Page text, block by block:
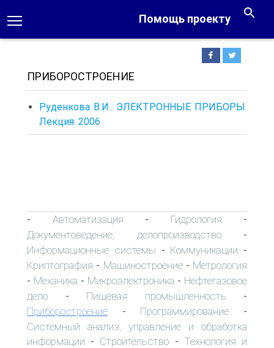
Помощь проекту
ПРИБОРОСТРОЕНИЕ
Руденкова В.И.. ЭЛЕКТРОННЫЕ ПРИБОРЫ.
Лекция. 2006
- Автоматизация - Гидрология -
Документоведение, делопроизводство-
Информационные системы - Коммуникации -
Криптография - Машиностроение- Метрология
- Механика - Микроэлектроника - Нефтегазовое
дело - Пищевая промышленность -
Приборостроение - Программирование -
Системный анализ, управление и обработка
информации - Строительство - Технология и